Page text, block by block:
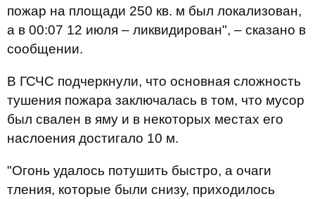
пожар на площади 250 кв. м был локализован,
а в 00:07 12 июля – ликвидирован", – сказано в
сообщении.
В ГСЧС подчеркнули, что основная сложность
тушения пожара заключалась в том, что мусор
был свален в яму и в некоторых местах его
наслоения достигало 10 м.
"Огонь удалось потушить быстро, а очаги
тления, которые были снизу, приходилось